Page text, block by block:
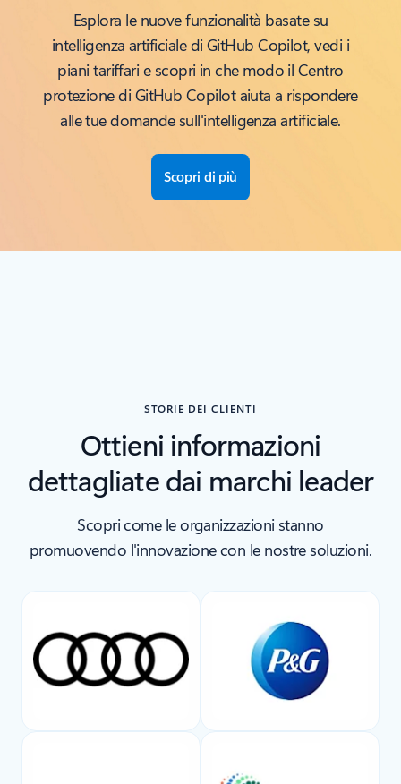
Esplora le nuove funzionalità basate su
intelligenza artificiale di GitHub Copilot, vedi i
piani tariffari e scopri in che modo il Centro
protezione di GitHub Copilot aiuta a rispondere
alle tue domande sull'intelligenza artificiale.
Scopri di più
STORIE DEI CLIENTI
Ottieni informazioni
dettagliate dai marchi leader
Scopri come le organizzazioni stanno
promuovendo l'innovazione con le nostre soluzioni.